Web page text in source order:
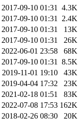
2017-09-10 01:31 4.3K
2017-09-10 01:31 2.4K
2017-09-10 01:31
13K
2017-09-10 01:31
26K
2022-06-01 23:58
68K
2017-09-10 01:31 8.5K
2019-11-01 19:10
43K
2019-04-04 17:32
23K
2021-02-18 01:51
83K
2022-07-08 17:53 162K
2018-02-26 08:30
20K